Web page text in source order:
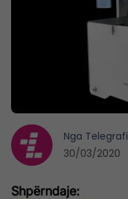
Nga Telegrafi
30/03/2020